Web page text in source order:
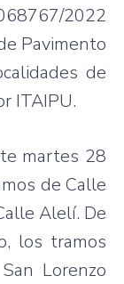
2022
Pavimento
de
ITAIPU.
martes 28
de Calle
Alelí. De
los tramos
Lorenzo